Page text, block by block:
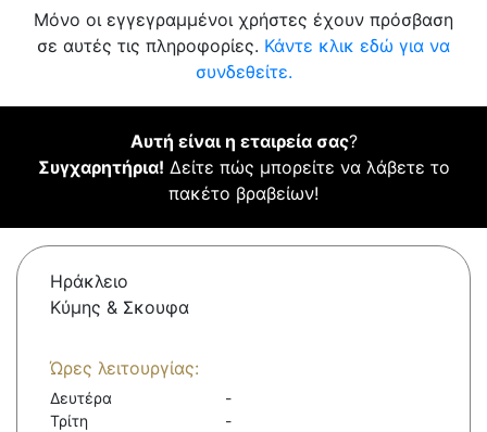
Μόνο οι εγγεγραμμένοι χρήστες έχουν πρόσβαση
σε αυτές τις πληροφορίες. Κάντε κλικ εδώ για να
συνδεθείτε.
Αυτή είναι η εταιρεία σας?
Συγχαρητήρια! Δείτε πώς μπορείτε να λάβετε το
πακέτο βραβείων!
Ηράκλειο
Κύμης & Σκουφα
Ώρες λειτουργίας:
Δευτέρα
-
Τρίτη
-